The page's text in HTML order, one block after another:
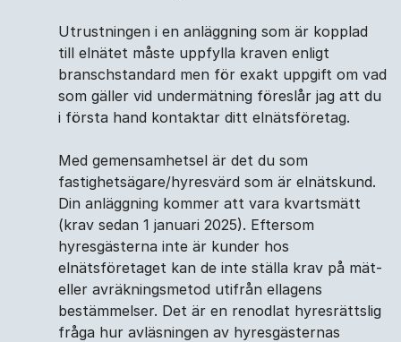
Utrustningen i en anläggning som är kopplad
till elnätet måste uppfylla kraven enligt
branschstandard men för exakt uppgift om vad
som gäller vid undermätning föreslår jag att du
i första hand kontaktar ditt elnätsföretag.
Med gemensamhetsel är det du som
fastighetsägare/hyresvärd som är elnätskund.
Din anläggning kommer att vara kvartsmätt
(krav sedan 1 januari 2025). Eftersom
hyresgästerna inte är kunder hos
elnätsföretaget kan de inte ställa krav på mät-
eller avräkningsmetod utifrån ellagens
bestämmelser. Det är en renodlat hyresrättslig
fråga hur avläsningen av hyresgästernas